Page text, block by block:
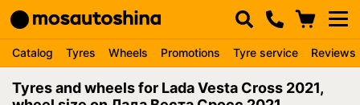
Catalog Tyres Wheels Promotions Tyre service Reviews
Tyres and wheels for Lada Vesta Cross 2021,